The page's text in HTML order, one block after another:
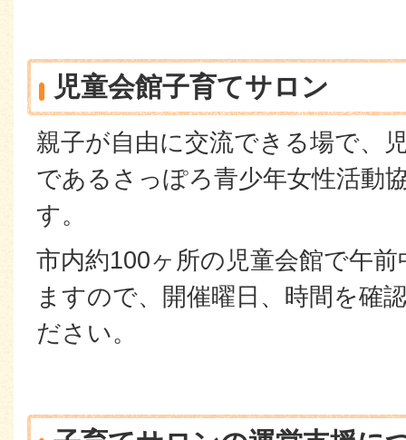
児童会館子育てサロン
親子が自由に交流できる場で、
であるさっぽろ青少年女性活動
す。
市内約100ヶ所の児童会館で午
ますので、開催曜日、時間を確
ださい。